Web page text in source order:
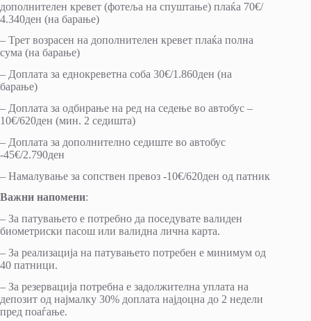
дополнителен кревет (фотеља на спуштање) плаќа 70€/
4.340ден (на барање)
– Трет возрасен на дополнителен кревет плаќа полна
сума (на барање)
– Доплата за еднокреветна соба 30€/1.860ден (на
барање)
– Доплата за одбирање на ред на седење во автобус –
10€/620ден (мин. 2 седишта)
– Доплата за дополнително седиште во автобус
-45€/2.790ден
– Намалување за сопствен превоз -10€/620ден од патник
Важни напомени:
– За патувањето е потребно да поседувате валиден
биометриски пасош или валидна лична карта.
– За реализација на патувањето потребен е минимум од
40 патници.
– За резервација потребна е задолжителна уплата на
депозит од најмалку 30% доплата најдоцна до 2 недели
пред поаѓање.